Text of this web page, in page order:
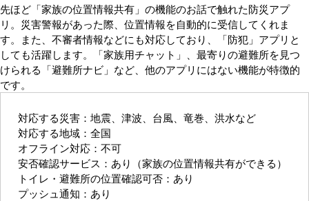
先ほど「家族の位置情報共有」の機能のお話で触れた防災アプ
リ。災害警報があった際、位置情報を自動的に受信してくれま
す。また、不審者情報などにも対応しており、「防犯」アプリと
しても活躍します。「家族用チャット」、最寄りの避難所を見つ
けられる「避難所ナビ」など、他のアプリにはない機能が特徴的
です。
対応する災害：地震、津波、台風、竜巻、洪水など
対応する地域：全国
オフライン対応：不可
安否確認サービス：あり（家族の位置情報共有ができる）
トイレ・避難所の位置確認可否：あり
プッシュ通知：あり